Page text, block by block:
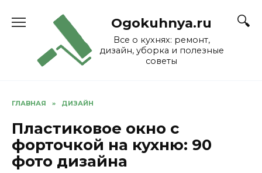
Ogokuhnya.ru
Все о кухнях: ремонт,
дизайн, уборка и полезные
советы
ГЛАВНАЯ » ДИЗАЙН
Пластиковое окно с
форточкой на кухню: 90
фото дизайна